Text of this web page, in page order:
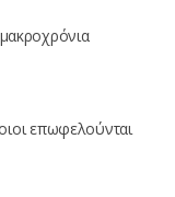
επωφελούνται